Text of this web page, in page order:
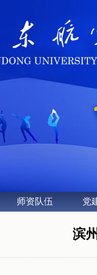
师资队伍 党
滨